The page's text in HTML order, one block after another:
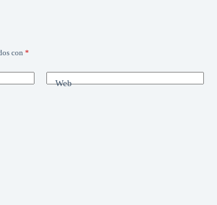
con *
Web